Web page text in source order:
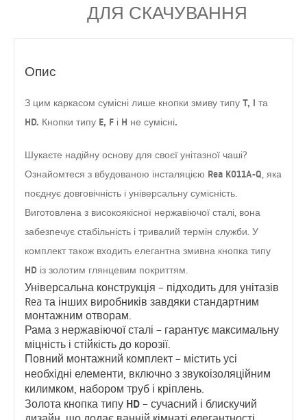
ДЛЯ СКАЧУВАННЯ
Опис
З цим каркасом сумісні лише кнопки змиву типу T, I та
HD. Кнопки типу E, F і H не сумісні.
Шукаєте надійну основу для своєї унітазної чаші?
Ознайомтеся з вбудованою інсталяцією Rea K011A-Q, яка
поєднує довговічність і універсальну сумісність.
Виготовлена з високоякісної нержавіючої сталі, вона
забезпечує стабільність і тривалий термін служби. У
комплект також входить елегантна змивна кнопка типу
HD із золотим глянцевим покриттям.
Універсальна конструкція – підходить для унітазів
Rea та інших виробників завдяки стандартним
монтажним отворам.
Рама з нержавіючої сталі – гарантує максимальну
міцність і стійкість до корозії.
Повний монтажний комплект – містить усі
необхідні елементи, включно з звукоізоляційним
килимком , набором труб і кріплень.
Золота кнопка типу HD – сучасний і блискучий